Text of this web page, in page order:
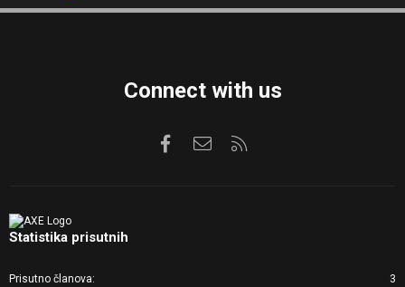
S
Connect with us
FacebookKontaktirajte nas
Statistika prisutnih
Prisutno članova 3